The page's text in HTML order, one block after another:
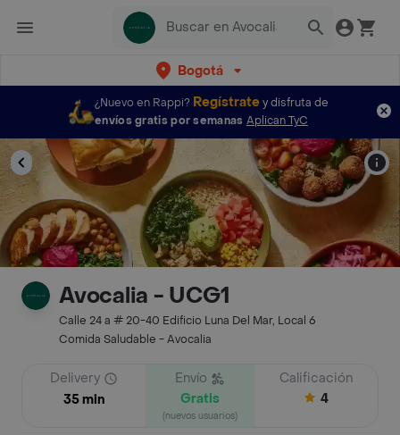
Bogotá
¿Nuevo en Rappi? Regístratey disfruta de
envíos gratis por semanas Aplican TyC
Avocalia - UCG1
Calle 24 a # 20-40 Edificio Luna Del Mar, Local 6
Comida Saludable - Avocalia
Delivery
35 min
Envío
Gratis
(nuevos usuarios)
Calificación
4